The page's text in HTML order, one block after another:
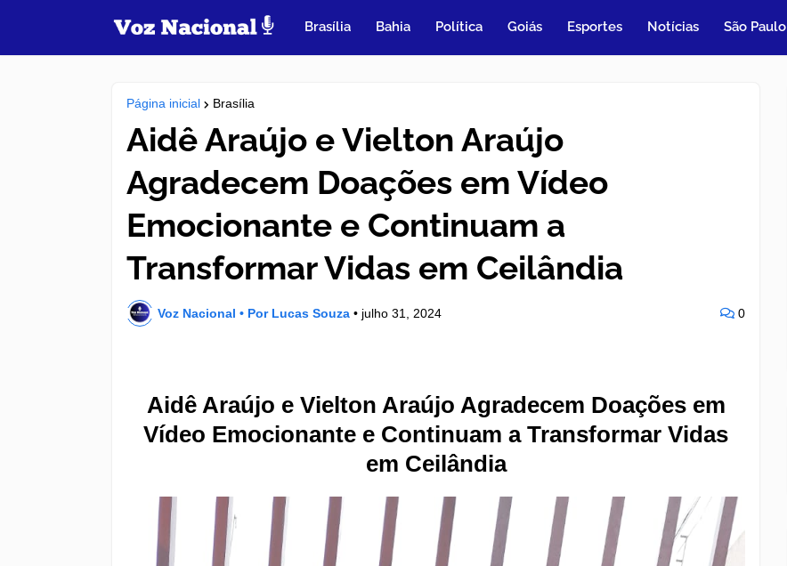
Brasília Bahia Política Goiás Esportes Notícias São Paulo
Página inicial Brasília
Aidê Araújo e Vielton Araújo
Agradecem Doações em Vídeo
Emocionante e Continuam a
Transformar Vidas em Ceilândia
Voz Nacional • Por Lucas Souza • julho 31, 2024 0
Aidê Araújo e Vielton Araújo Agradecem Doações em
Vídeo Emocionante e Continuam a Transformar Vidas
em Ceilândia